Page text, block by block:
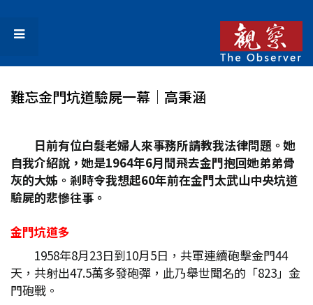
難忘金門坑道驗屍一幕│高秉涵
日前有位白髮老婦人來事務所請教我法律問題。她
自我介紹說，她是1964年6月間飛去金門抱回她弟弟骨
灰的大姊。剎時令我想起60年前在金門太武山中央坑道
驗屍的悲慘往事。
金門坑道多
1958年8月23日到10月5日，共軍連續砲擊金門44
天，共射出47.5萬多發砲彈，此乃舉世聞名的「823」金
門砲戰。